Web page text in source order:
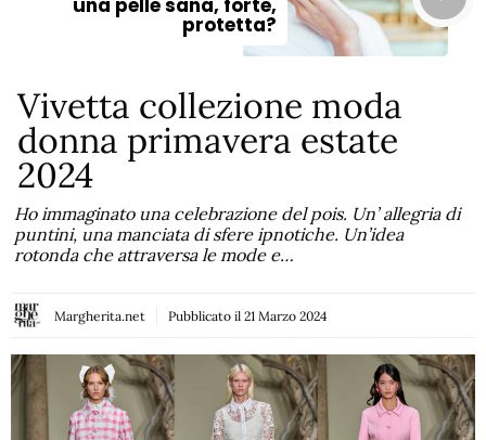
una pelle sana, forte,
protetta?
Vivetta collezione moda
donna primavera estate
2024
Ho immaginato una celebrazione del pois. Un’ allegria di
puntini, una manciata di sfere ipnotiche. Un’idea
rotonda che attraversa le mode e…
Margherita.net Pubblicato il 21 Marzo 2024